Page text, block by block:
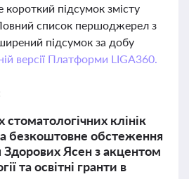
підсумок змісту
список першоджерел з
підсумок за добу
версії Платформи LIGA360.
клінік
безкоштовне обстеження
Ясен з акцентом
та освітні гранти в